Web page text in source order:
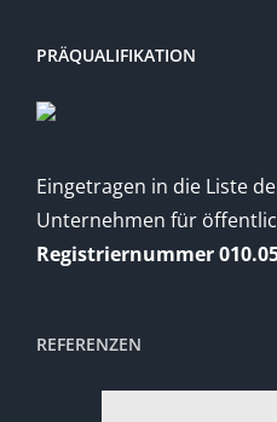
PRÄQUALIFIKATION
Eingetragen in die Liste
Unternehmen für
Registriernummer
REFERENZEN